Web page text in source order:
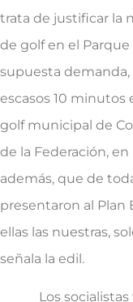
trata de justificar la
de golf en el
supuesta
escasos 10 minutos
golf municipal de
de la Federación,
además, que de
presentaron al Plan
ellas las nuestras,
señala la edil.
Los socialistas